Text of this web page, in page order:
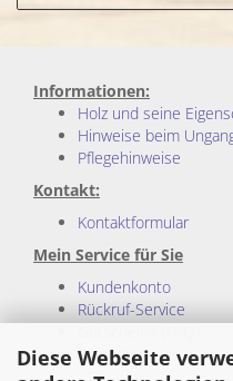
Diese Webseite
Informationen:
Holz und seine
Hinweise beim
Pflegehinweise
Kontakt:
Kontaktformular
Mein Service für Sie
Kundenkonto
Rückruf-Service
Sitemap